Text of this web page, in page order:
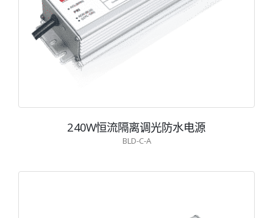
240W恒流隔离调光防水电源
BLD-C-A